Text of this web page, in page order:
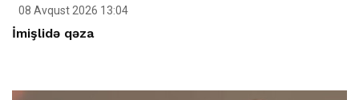
08 Avqust 2026 13:04
İmişlidə qəza